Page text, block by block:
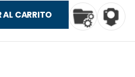
AL CARRITO